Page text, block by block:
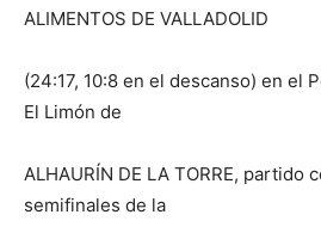
ALIMENTOS DE VALLADOLID
(24:17, 10:8 en el descanso) en el
El Limón de
ALHAURÍN DE LA TORRE, partido
semifinales de la